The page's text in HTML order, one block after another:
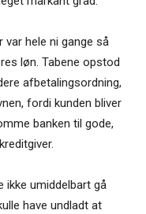
var hele ni gange så
løn. Tabene opstod
afbetalingsordning,
fordi kunden bliver
banken til gode,
umiddelbart gå
have undladt at